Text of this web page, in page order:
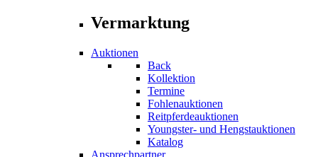
Vermarktung
Auktionen
Back
Kollektion
Termine
Fohlenauktionen
Reitpferdeauktionen
Youngster- und Hengstauktionen
Katalog
Ansprechpartner